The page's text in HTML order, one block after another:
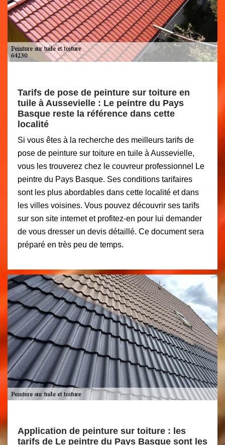
Tarifs de pose de peinture sur toiture en
tuile à Aussevielle : Le peintre du Pays
Basque reste la référence dans cette
localité
Si vous êtes à la recherche des meilleurs tarifs de
pose de peinture sur toiture en tuile à Aussevielle,
vous les trouverez chez le couvreur professionnel Le
peintre du Pays Basque. Ses conditions tarifaires
sont les plus abordables dans cette localité et dans
les villes voisines. Vous pouvez découvrir ses tarifs
sur son site internet et profitez-en pour lui demander
de vous dresser un devis détaillé. Ce document sera
préparé en très peu de temps.
Application de peinture sur toiture : les
tarifs de Le peintre du Pays Basque sont les